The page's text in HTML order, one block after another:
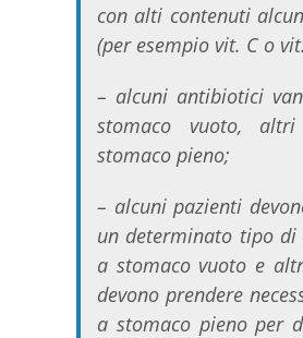
con alti contenuti
(per esempio vit. C o
– alcuni antibiotici
stomaco vuoto,
stomaco pieno;
– alcuni pazienti
un determinato tipo
a stomaco vuoto e
devono prendere
a stomaco pieno per